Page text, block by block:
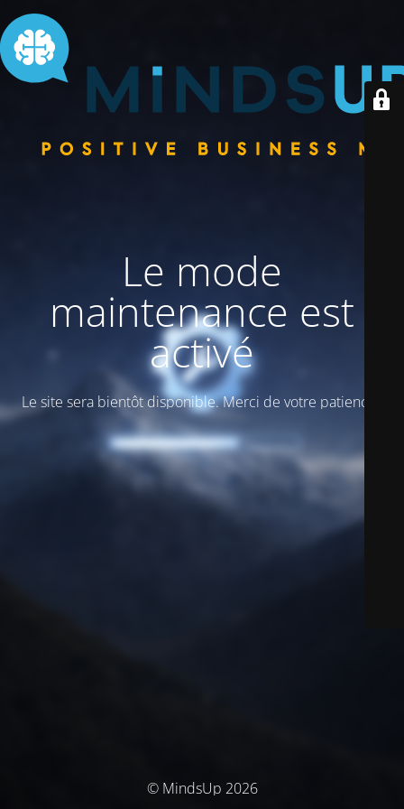
Le mode
maintenance est
activé
Le site sera bientôt disponible. Merci de votre patience !
© MindsUp 2026